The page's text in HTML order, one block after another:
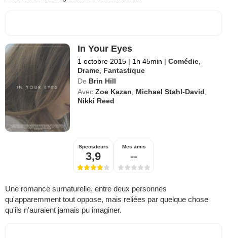
In Your Eyes
1 octobre 2015 | 1h 45min | Comédie,
Drame, Fantastique
De Brin Hill
Avec Zoe Kazan, Michael Stahl-David,
Nikki Reed
Spectateurs
3,9
Mes amis
--
Une romance surnaturelle, entre deux personnes
qu'apparemment tout oppose, mais reliées par quelque chose
qu'ils n'auraient jamais pu imaginer.